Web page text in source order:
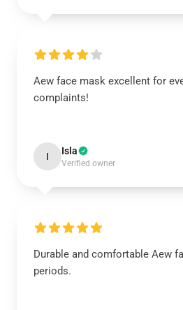
Aew face mask excellent for
complaints!
I Isla
Verified owner
Durable and comfortable Aew
periods.